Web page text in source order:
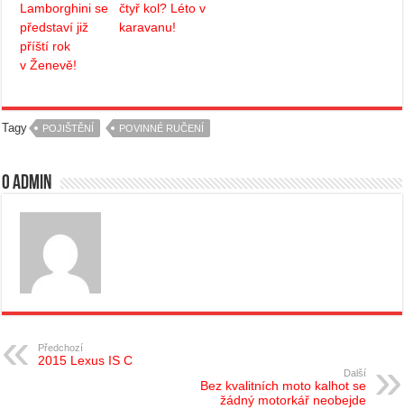
Lamborghini se
představí již
příští rok
v Ženevě!
čtyř kol? Léto v
karavanu!
Tagy POJIŠTĚNÍ POVINNÉ RUČENÍ
O admin
Předchozí
2015 Lexus IS C
Další
Bez kvalitních moto kalhot se
žádný motorkář neobejde